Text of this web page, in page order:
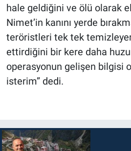
hale geldiğini ve ölü olarak
Nimet’in kanını yerde
teröristleri tek tek
ettirdiğini bir kere daha
operasyonun gelişen bilgisi
isterim” dedi.